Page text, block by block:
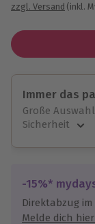
zzgl. Versand (inkl.
Immer das
Große
Sicherheit
Jeder
Maximale
3 Jahre
-15%*
Direktabzug
Melde dich